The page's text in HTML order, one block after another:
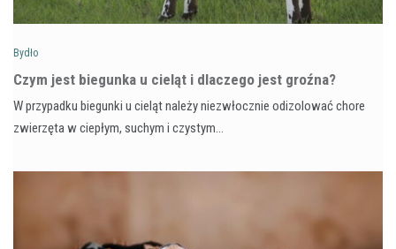
Bydło
Czym jest biegunka u cieląt i dlaczego jest groźna?
W przypadku biegunki u cieląt należy niezwłocznie odizolować chore
zwierzęta w ciepłym, suchym i czystym…